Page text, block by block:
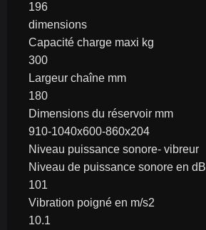
196
dimensions
Capacité charge maxi kg
300
Largeur chaîne mm
180
Dimensions du réservoir mm
910-1040x600-860x204
Niveau puissance sonore- vibreur
Niveau de puissance sonore en dB
101
Vibration poigné en m/s2
10.1